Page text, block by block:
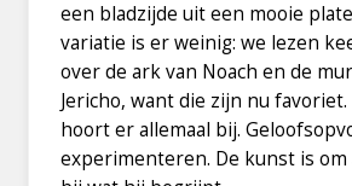
een bladzijde uit een mooie
variatie is er weinig: we lezen
over de ark van Noach en de
Jericho, want die zijn nu
hoort er allemaal bij.
experimenteren. De kunst is